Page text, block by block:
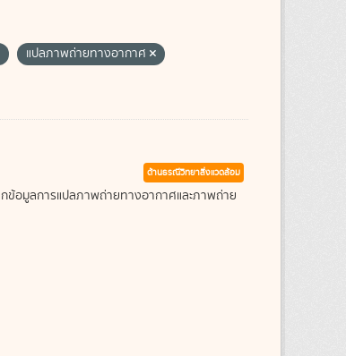
แปลภาพถ่ายทางอากาศ
ด้านธรณีวิทยาสิ่งแวดล้อม
ข้อมูลการแปลภาพถ่ายทางอากาศและภาพถ่าย